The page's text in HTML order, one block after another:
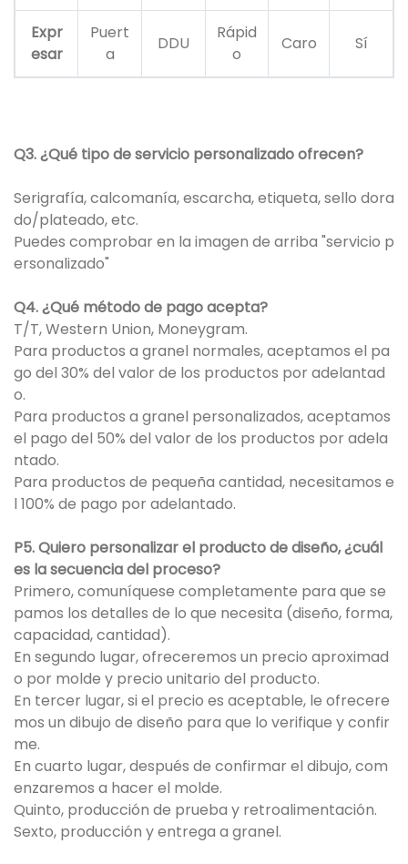
Expr
esar
Puert
a
DDU
Rápid
o
Caro Sí
Q3. ¿Qué tipo de servicio personalizado ofrecen?
Serigrafía, calcomanía, escarcha, etiqueta, sello dora
do/plateado, etc.
Puedes comprobar en la imagen de arriba "servicio p
ersonalizado"
Q4. ¿Qué método de pago acepta?
T/T, Western Union, Moneygram.
Para productos a granel normales, aceptamos el pa
go del 30% del valor de los productos por adelantad
o.
Para productos a granel personalizados, aceptamos
el pago del 50% del valor de los productos por adela
ntado.
Para productos de pequeña cantidad, necesitamos e
l 100% de pago por adelantado.
P5. Quiero personalizar el producto de diseño, ¿cuál
es la secuencia del proceso?
Primero, comuníquese completamente para que se
pamos los detalles de lo que necesita (diseño, forma,
capacidad, cantidad).
En segundo lugar, ofreceremos un precio aproximad
o por molde y precio unitario del producto.
En tercer lugar, si el precio es aceptable, le ofrecere
mos un dibujo de diseño para que lo verifique y confir
me.
En cuarto lugar, después de confirmar el dibujo, com
enzaremos a hacer el molde.
Quinto, producción de prueba y retroalimentación.
Sexto, producción y entrega a granel.